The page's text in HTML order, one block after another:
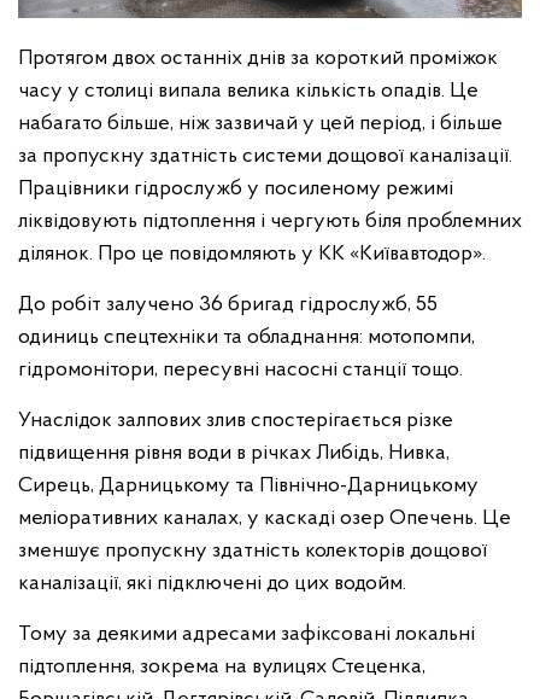
Протягом двох останніх днів за короткий проміжок
часу у столиці випала велика кількість опадів. Це
набагато більше, ніж зазвичай у цей період, і більше
за пропускну здатність системи дощової каналізації.
Працівники гідрослужб у посиленому режимі
ліквідовують підтоплення і чергують біля проблемних
ділянок. Про це повідомляють у КК «Київавтодор».
До робіт залучено 36 бригад гідрослужб, 55
одиниць спецтехніки та обладнання: мотопомпи,
гідромонітори, пересувні насосні станції тощо.
Унаслідок залпових злив спостерігається різке
підвищення рівня води в річках Либідь, Нивка,
Сирець, Дарницькому та Північно-Дарницькому
меліоративних каналах, у каскаді озер Опечень. Це
зменшує пропускну здатність колекторів дощової
каналізації, які підключені до цих водойм.
Тому за деякими адресами зафіксовані локальні
підтоплення, зокрема на вулицях Стеценка,